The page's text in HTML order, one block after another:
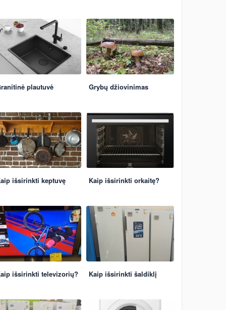
plautuvė Grybų džiovinimas
išsirinkti keptuvę Kaip išsirinkti orkaitę?
išsirinkti televizorių? Kaip išsirinkti šaldiklį